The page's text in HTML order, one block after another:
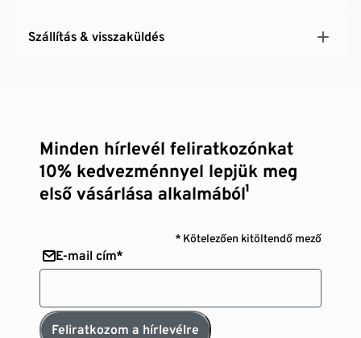
Szállítás & visszaküldés
Minden hírlevél feliratkozónkat
10% kedvezménnyel lepjük meg
első vásárlása alkalmából¹
* Kötelezően kitöltendő mező
E-mail cím*
Feliratkozom a hírlevélre